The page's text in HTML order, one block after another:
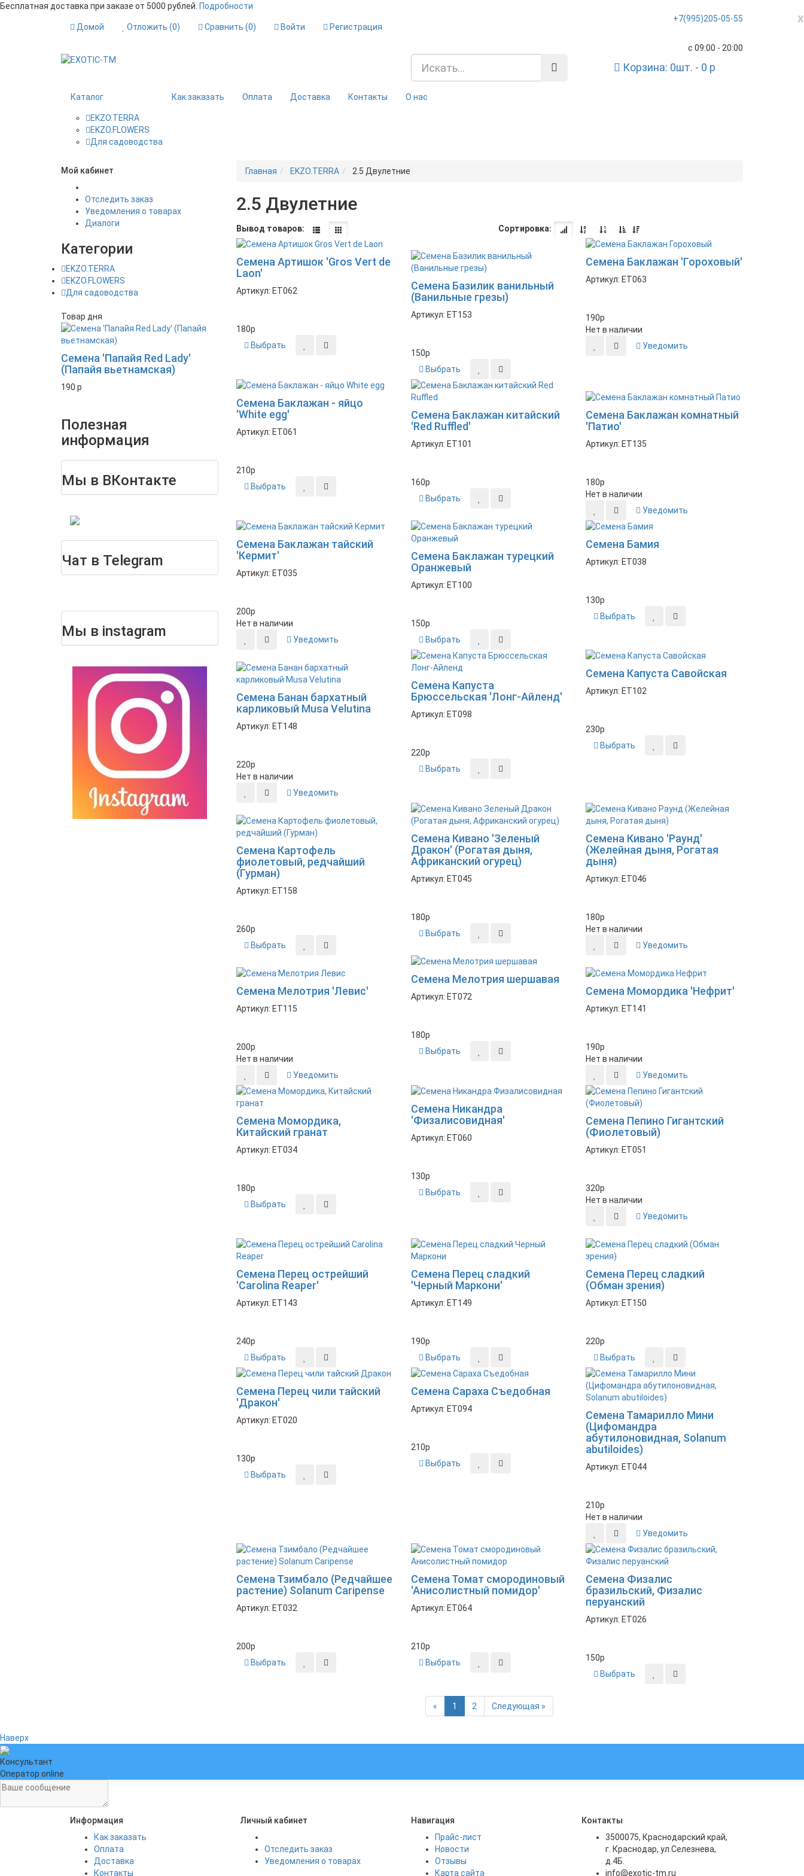
Бесплатная доставка при заказе от 5000 рублей. Подробности
x
Домой Отложить (0) Сравнить (0) Войти Регистрация
+7(995)205-05-55
с 09:00 - 20:00
Корзина: 0шт. - 0 p
Каталог
EKZO.TERRA
EKZO.FLOWERS
Для садоводства
Как заказать Оплата Доставка Контакты О нас
Мой кабинет
Отследить заказ
Уведомления о товарах
Диалоги
Категории
EKZO.TERRA
EKZO.FLOWERS
Для садоводства
Товар дня
Семена 'Папайя Red Lady'
(Папайя вьетнамская)
190 p
Полезная
информация
Мы в ВКонтакте
Чат в Telegram
Мы в instagram
Главная EKZO.TERRA 2.5 Двулетние
2.5 Двулетние
Вывод товаров: Сортировка:
Семена Артишок 'Gros Vert de
Laon'
Артикул: ET062
180p
Выбрать
Семена Базилик ванильный
(Ванильные грезы)
Артикул: ET153
150p
Выбрать
Семена Баклажан 'Гороховый'
Артикул: ET063
190p
Нет в наличии
Уведомить
Семена Баклажан - яйцо
'White egg'
Артикул: ET061
210p
Выбрать
Семена Баклажан китайский
'Red Ruffled'
Артикул: ET101
160p
Выбрать
Семена Баклажан комнатный
'Патио'
Артикул: ET135
180p
Нет в наличии
Уведомить
Семена Баклажан тайский
'Кермит'
Артикул: ET035
200p
Нет в наличии
Уведомить
Семена Баклажан турецкий
Оранжевый
Артикул: ET100
150p
Выбрать
Семена Бамия
Артикул: ET038
130p
Выбрать
Семена Банан бархатный
карликовый Musa Velutina
Артикул: ET148
220p
Нет в наличии
Уведомить
Семена Капуста
Брюссельская 'Лонг-Айленд'
Артикул: ET098
220p
Выбрать
Семена Капуста Савойская
Артикул: ET102
230p
Выбрать
Семена Картофель
фиолетовый, редчайший
(Гурман)
Артикул: ET158
260p
Выбрать
Семена Кивано 'Зеленый
Дракон' (Рогатая дыня,
Африканский огурец)
Артикул: ET045
180p
Выбрать
Семена Кивано 'Раунд'
(Желейная дыня, Рогатая
дыня)
Артикул: ET046
180p
Нет в наличии
Уведомить
Семена Мелотрия 'Левис'
Артикул: ET115
200p
Нет в наличии
Уведомить
Семена Мелотрия шершавая
Артикул: ET072
180p
Выбрать
Семена Момордика 'Нефрит'
Артикул: ET141
190p
Нет в наличии
Уведомить
Семена Момордика,
Китайский гранат
Артикул: ET034
180p
Выбрать
Семена Никандра
'Физалисовидная'
Артикул: ET060
130p
Выбрать
Семена Пепино Гигантский
(Фиолетовый)
Артикул: ET051
320p
Нет в наличии
Уведомить
Семена Перец острейший
'Carolina Reaper'
Артикул: ET143
240p
Выбрать
Семена Перец сладкий
'Черный Маркони'
Артикул: ET149
190p
Выбрать
Семена Перец сладкий
(Обман зрения)
Артикул: ET150
220p
Выбрать
Семена Перец чили тайский
'Дракон'
Артикул: ET020
130p
Выбрать
Семена Сараха Съедобная
Артикул: ET094
210p
Выбрать
Семена Тамарилло Мини
(Цифомандра
абутилоновидная, Solanum
abutiloides)
Артикул: ET044
210p
Нет в наличии
Уведомить
Семена Тзимбало (Редчайшее
растение) Solanum Caripense
Артикул: ET032
200p
Выбрать
Семена Томат смородиновый
'Анисолистный помидор'
Артикул: ET064
210p
Выбрать
Семена Физалис
бразильский, Физалис
перуанский
Артикул: ET026
150p
Выбрать
« Previous
1 2 Следующая »
Наверх
Консультант
Оператор online
Информация
Как заказать
Оплата
Доставка
Контакты
Личный кабинет
Отследить заказ
Уведомления о товарах
Навигация
Прайс-лист
Новости
Отзывы
Карта сайта
Контакты
3500075, Краснодарский край,
г. Краснодар, ул.Селезнева,
д.4Б.
info@exotic-tm.ru